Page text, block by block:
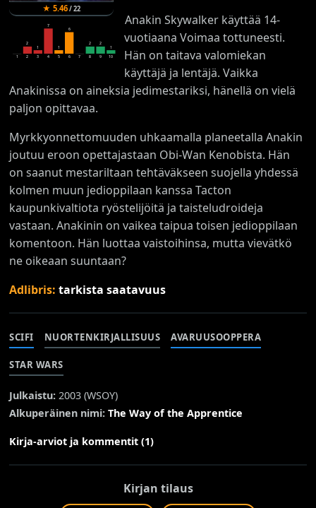
★5.46/22
1
2
2
1
3
7
4
1
5
6
6 7
2
8
2
9
1
10
Anakin Skywalker käyttää 14-
vuotiaana Voimaa tottuneesti.
Hän on taitava valomiekan
käyttäjä ja lentäjä. Vaikka
Anakinissa on aineksia jedimestariksi, hänellä on vielä
paljon opittavaa.
Myrkkyonnettomuuden uhkaamalla planeetalla Anakin
joutuu eroon opettajastaan Obi-Wan Kenobista. Hän
on saanut mestariltaan tehtäväkseen suojella yhdessä
kolmen muun jedioppilaan kanssa Tacton
kaupunkivaltiota ryöstelijöitä ja taisteludroideja
vastaan. Anakinin on vaikea taipua toisen jedioppilaan
komentoon. Hän luottaa vaistoihinsa, mutta vievätkö
ne oikeaan suuntaan?
Adlibris:tarkista saatavuus
SCIFI NUORTENKIRJALLISUUS AVARUUSOOPPERA
STAR WARS
Julkaistu: 2003 (WSOY)
Alkuperäinen nimi: The Way of the Apprentice
Kirja-arviot ja kommentit (1)
Kirjan tilaus